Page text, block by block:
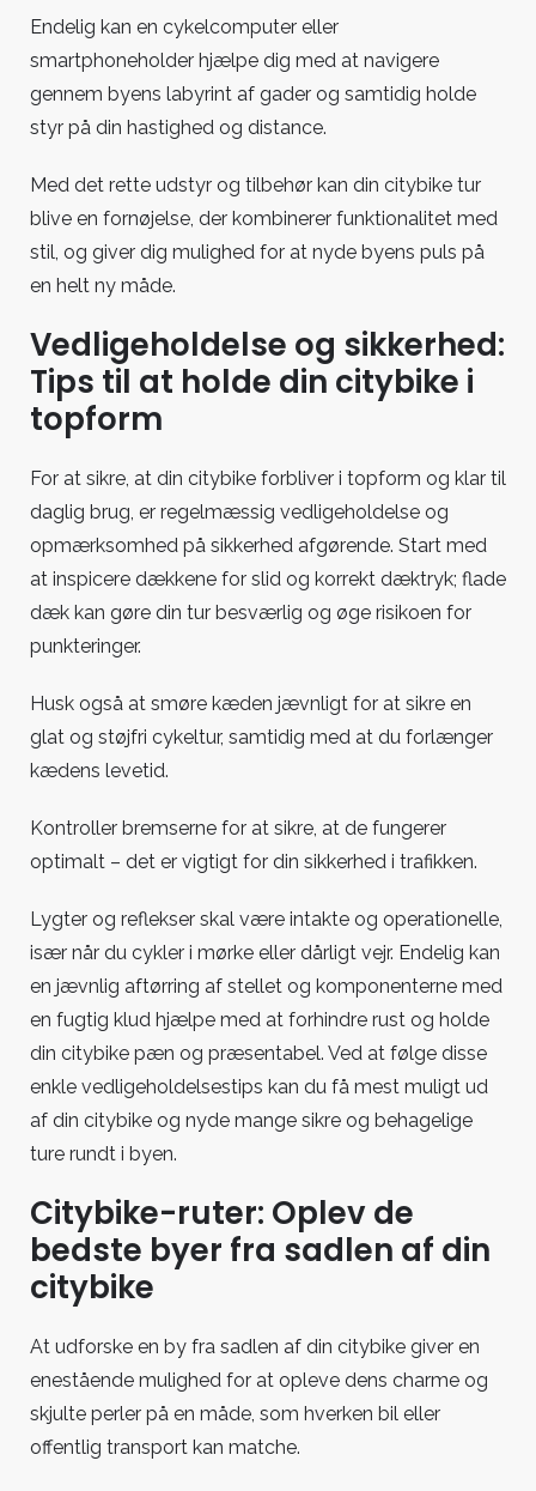
Endelig kan en cykelcomputer eller
smartphoneholder hjælpe dig med at navigere
gennem byens labyrint af gader og samtidig holde
styr på din hastighed og distance.
Med det rette udstyr og tilbehør kan din citybike tur
blive en fornøjelse, der kombinerer funktionalitet med
stil, og giver dig mulighed for at nyde byens puls på
en helt ny måde.
Vedligeholdelse og sikkerhed:
Tips til at holde din citybike i
topform
For at sikre, at din citybike forbliver i topform og klar til
daglig brug, er regelmæssig vedligeholdelse og
opmærksomhed på sikkerhed afgørende. Start med
at inspicere dækkene for slid og korrekt dæktryk; flade
dæk kan gøre din tur besværlig og øge risikoen for
punkteringer.
Husk også at smøre kæden jævnligt for at sikre en
glat og støjfri cykeltur, samtidig med at du forlænger
kædens levetid.
Kontroller bremserne for at sikre, at de fungerer
optimalt – det er vigtigt for din sikkerhed i trafikken.
Lygter og reflekser skal være intakte og operationelle,
især når du cykler i mørke eller dårligt vejr. Endelig kan
en jævnlig aftørring af stellet og komponenterne med
en fugtig klud hjælpe med at forhindre rust og holde
din citybike pæn og præsentabel. Ved at følge disse
enkle vedligeholdelsestips kan du få mest muligt ud
af din citybike og nyde mange sikre og behagelige
ture rundt i byen.
Citybike-ruter: Oplev de
bedste byer fra sadlen af din
citybike
At udforske en by fra sadlen af din citybike giver en
enestående mulighed for at opleve dens charme og
skjulte perler på en måde, som hverken bil eller
offentlig transport kan matche.